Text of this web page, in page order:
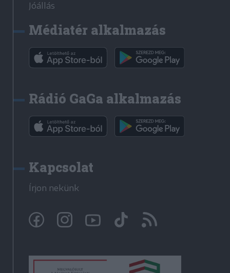
Jóállás
Médiatér alkalmazás
Rádió GaGa alkalmazás
Kapcsolat
Írjon nekünk